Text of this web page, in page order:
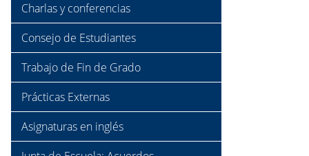
Charlas y conferencias
Consejo de Estudiantes
Trabajo de Fin de Grado
Prácticas Externas
Asignaturas en inglés